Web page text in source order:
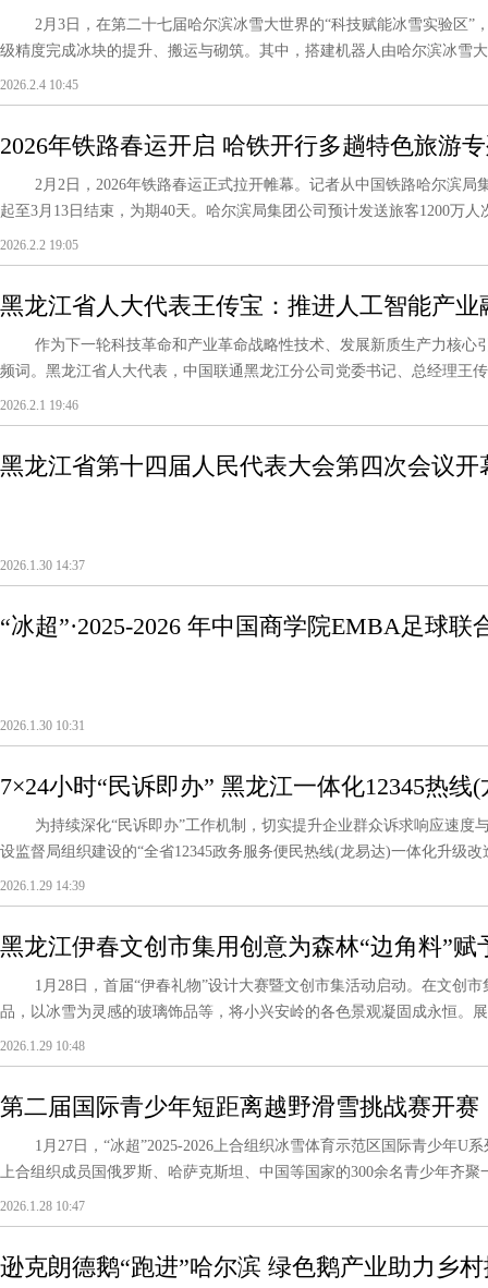
2月3日，在第二十七届哈尔滨冰雪大世界的“科技赋能冰雪实验区”
级精度完成冰块的提升、搬运与砌筑。其中，搭建机器人由哈尔滨冰雪
2026.2.4 10:45
2026年铁路春运开启 哈铁开行多趟特色旅游
2月2日，2026年铁路春运正式拉开帷幕。记者从中国铁路哈尔滨局
起至3月13日结束，为期40天。哈尔滨局集团公司预计发送旅客1200万
2026.2.2 19:05
黑龙江省人大代表王传宝：推进人工智能产业
作为下一轮科技革命和产业革命战略性技术、发展新质生产力核心
频词。黑龙江省人大代表，中国联通黑龙江分公司党委书记、总经理王
2026.2.1 19:46
黑龙江省第十四届人民代表大会第四次会议开
2026.1.30 14:37
“冰超”·2025-2026 年中国商学院EMBA足球
2026.1.30 10:31
7×24小时“民诉即办” 黑龙江一体化12345热
环境
为持续深化“民诉即办”工作机制，切实提升企业群众诉求响应速度
设监督局组织建设的“全省12345政务服务便民热线(龙易达)一体化升级
2026.1.29 14:39
黑龙江伊春文创市集用创意为森林“边角料”赋
1月28日，首届“伊春礼物”设计大赛暨文创市集活动启动。在文创市
品，以冰雪为灵感的玻璃饰品等，将小兴安岭的各色景观凝固成永恒。
2026.1.29 10:48
第二届国际青少年短距离越野滑雪挑战赛开赛
1月27日，“冰超”2025-2026上合组织冰雪体育示范区国际青少年U
上合组织成员国俄罗斯、哈萨克斯坦、中国等国家的300余名青少年齐
2026.1.28 10:47
逊克朗德鹅“跑进”哈尔滨 绿色鹅产业助力乡